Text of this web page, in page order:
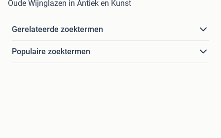
Oude Wijnglazen in Antiek en Kunst
Gerelateerde zoektermen
Populaire zoektermen